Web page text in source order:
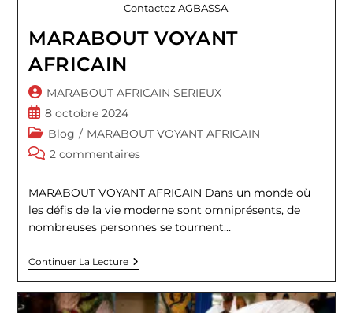
Contactez AGBASSA.
MARABOUT VOYANT
AFRICAIN
Auteur/autrice
de
la
publication :
MARABOUT AFRICAIN SERIEUX
Publication
publiée :
8 octobre 2024
Post
category:
Blog / MARABOUT VOYANT AFRICAIN
Commentaires
la
publication :
2 commentaires
MARABOUT VOYANT AFRICAIN Dans un monde où
les défis de la vie moderne sont omniprésents, de
nombreuses personnes se tournent…
Continuer La LectureMARABOUT
VOYANT